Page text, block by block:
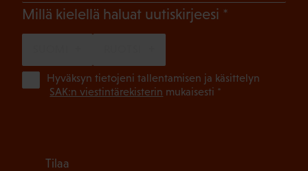
Millä kielellä haluat uutiskirjeesi (Pakollinen)
Hyväksyn tietojeni tallentamisen ja käsittelyn
SAK:n viestintärekisterin mukaisesti *
Tilaa